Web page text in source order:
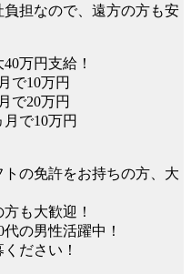
負担なので、遠方の方も安
万円支給！
で10万円
で20万円
月で10万円
の免許をお持ちの方、大
も大歓迎！
の男性活躍中！
ださい！